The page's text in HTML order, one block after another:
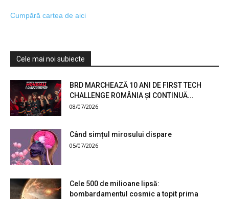
Cumpără cartea de aici
Cele mai noi subiecte
BRD MARCHEAZĂ 10 ANI DE FIRST TECH
CHALLENGE ROMÂNIA ȘI CONTINUĂ...
08/07/2026
Când simțul mirosului dispare
05/07/2026
Cele 500 de milioane lipsă:
bombardamentul cosmic a topit prima